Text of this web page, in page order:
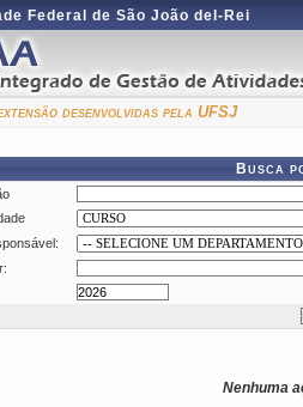
Federal de São João del-Rei
desenvolvidas pela UFSJ
Busca
Nenhuma